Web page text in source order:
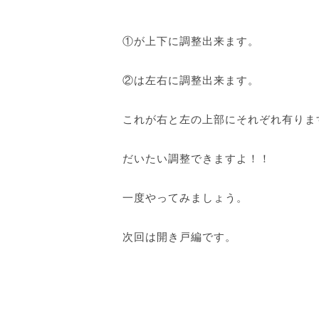
①が上下に調整出来ます。
②は左右に調整出来ます。
これが右と左の上部にそれぞれ有りま
だいたい調整できますよ！！
一度やってみましょう。
次回は開き戸編です。